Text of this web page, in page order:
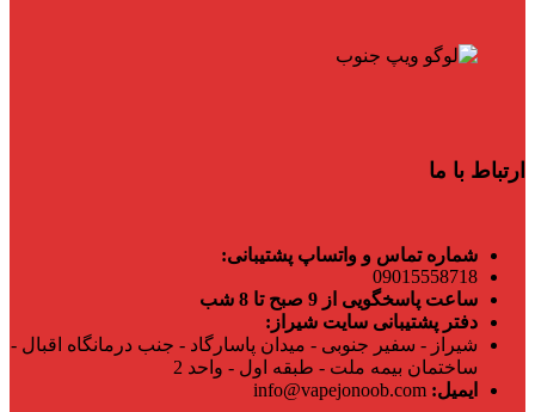
ارتباط با ما
شماره تماس و واتساپ پشتیبانی:
09015558718
ساعت پاسخگویی از 9 صبح تا 8 شب
دفتر پشتیبانی سایت شیراز:
شیراز - سفیر جنوبی - میدان پاسارگاد - جنب درمانگاه اقبال -
ساختمان بیمه ملت - طبقه اول - واحد 2
ایمیل: